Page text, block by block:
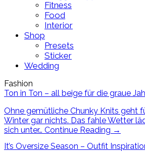
Fitness
Food
Interior
Shop
Presets
Sticker
Wedding
Fashion
Ton in Ton – all beige für die graue
Ohne gemütliche Chunky Knits geht
Winter gar nichts. Das fahle Wetter
sich unter… Continue Reading →
It’s Oversize Season – Outfit